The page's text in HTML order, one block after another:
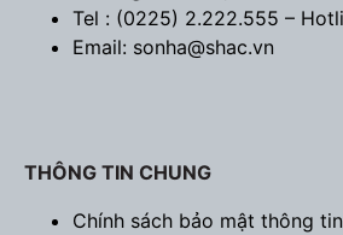
Tel : (0225) 2.222.555 –
Email: sonha@shac.vn
THÔNG TIN CHUNG
Chính sách bảo mật thông tin